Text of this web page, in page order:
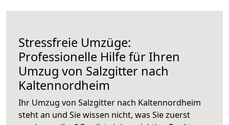
Stressfreie Umzüge:
Professionelle Hilfe für Ihren
Umzug von Salzgitter nach
Kaltennordheim
Ihr Umzug von Salzgitter nach Kaltennordheim
steht an und Sie wissen nicht, was Sie zuerst